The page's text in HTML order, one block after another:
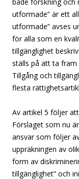
utformade” är ett
utformade” avses
för alla som en
tillgänglighet
ställs på att ta
Tillgång och
flesta
Av artikel 5 följer
Förslaget som nu
ansvar som följer
uppräkningen av
form av
tillgänglighet” och